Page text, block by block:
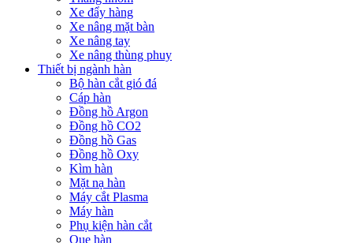
Xe đẩy hàng
Xe nâng mặt bàn
Xe nâng tay
Xe nâng thùng phuy
Thiết bị ngành hàn
Bộ hàn cắt gió đá
Cáp hàn
Đồng hồ Argon
Đồng hồ CO2
Đồng hồ Gas
Đồng hồ Oxy
Kìm hàn
Mặt nạ hàn
Máy cắt Plasma
Máy hàn
Phụ kiện hàn cắt
Que hàn